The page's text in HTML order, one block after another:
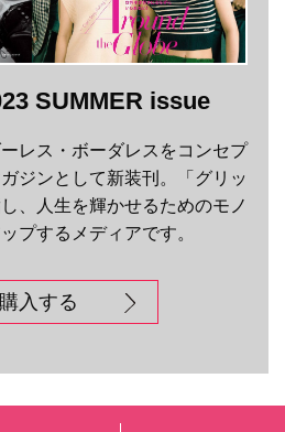
SUMMER issue
レス・ボーダレスをコンセプ
ジンとして新装刊。「グリッ
、人生を輝かせるためのモノ
プするメディアです。
購入する